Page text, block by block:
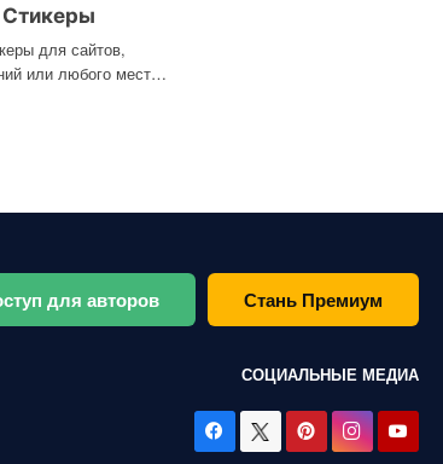
Стикеры
для сайтов,
или любого места,
для авторов Стань Премиум
СОЦИАЛЬНЫЕ МЕДИА